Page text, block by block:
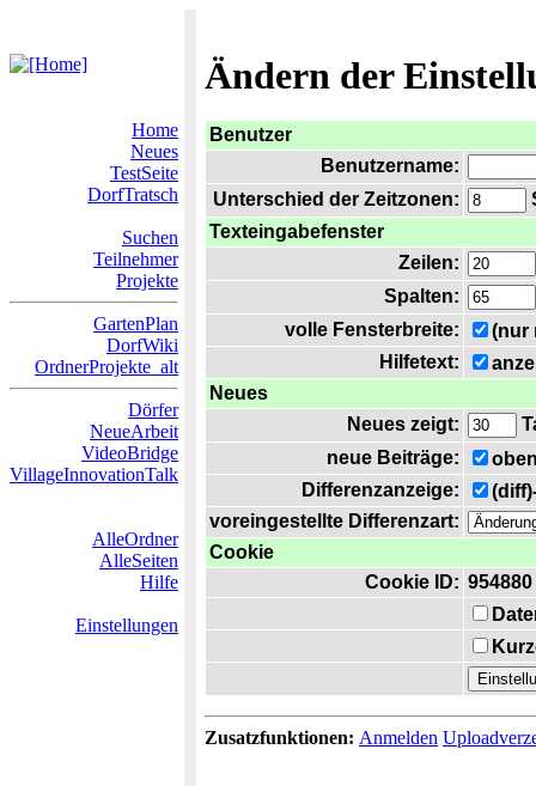
Ändern der
Home
Neues
TestSeite
DorfTratsch
Suchen
Teilnehmer
Projekte
GartenPlan
DorfWiki
OrdnerProjekte_alt
Dörfer
NeueArbeit
VideoBridge
VillageInnovationTalk
AlleOrdner
AlleSeiten
Hilfe
Einstellungen
Benutzer
Benutzername:
Unterschied der Zeitzonen:
Texteingabefenster
Zeilen:
Spalten:
volle Fensterbreite:
(nur
Hilfetext:
Neues
Neues zeigt:
neue Beiträge:
Differenzanzeige:
voreingestellte Differenzart:
Cookie
Cookie ID: 954880
Zusatzfunktionen: Anmelden